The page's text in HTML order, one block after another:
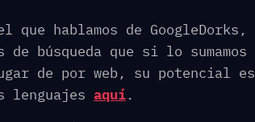
que hablamos de GoogleDorks,
búsqueda que si lo sumamos
de por web, su potencial es
lenguajes aquí.